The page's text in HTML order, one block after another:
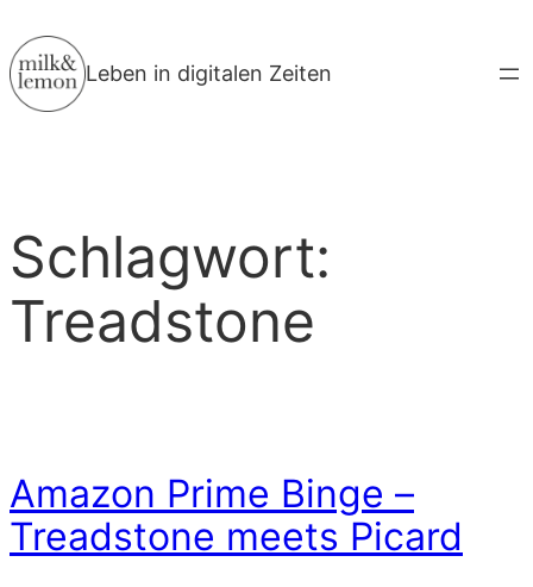
Inhalt
springen
Leben in digitalen Zeiten
Schlagwort:
Treadstone
Amazon Prime Binge –
Treadstone meets Picard